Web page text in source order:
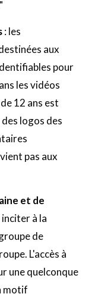
: les
aux
pour
les vidéos
12 ans est
logos des
pas aux
et de
inciter à la
de
L'accès à
une quelconque
motif